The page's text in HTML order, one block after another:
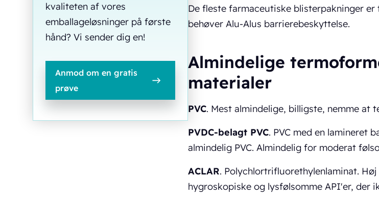
kvaliteten af vores
emballageløsninger på første
hånd? Vi sender dig en!
Anmod om en gratis
prøve
De fleste farmaceutiske blisterpakninger
behøver Alu-Alus barrierebeskyttelse.
Almindelige
materialer
PVC. Mest almindelige, billigste, nemme
PVDC-belagt PVC. PVC med en lamineret
almindelig PVC. Almindelig for moderat
ACLAR. Polychlortrifluorethylenlaminat.
hygroskopiske og lysfølsomme API'er, der